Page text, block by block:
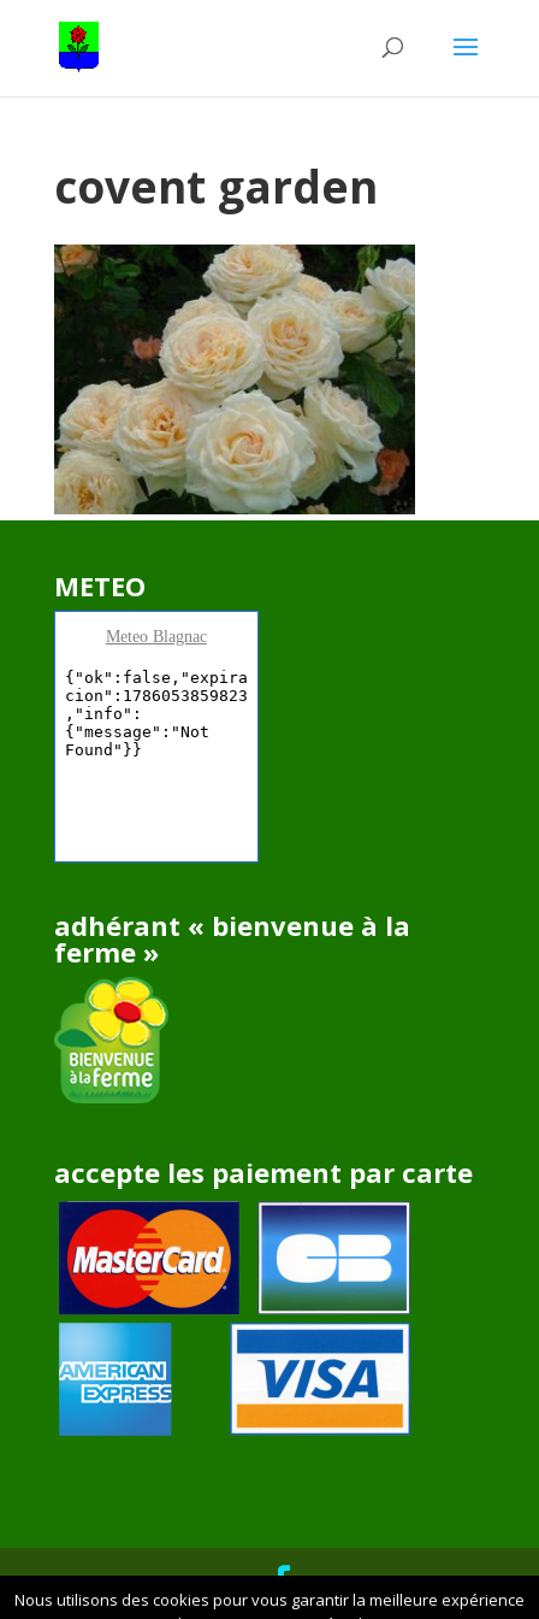
covent garden
METEO
Meteo Blagnac
adhérant « bienvenue à la
ferme »
accepte les paiement par carte
Nous utilisons des cookies pour vous garantir la meilleure expérience